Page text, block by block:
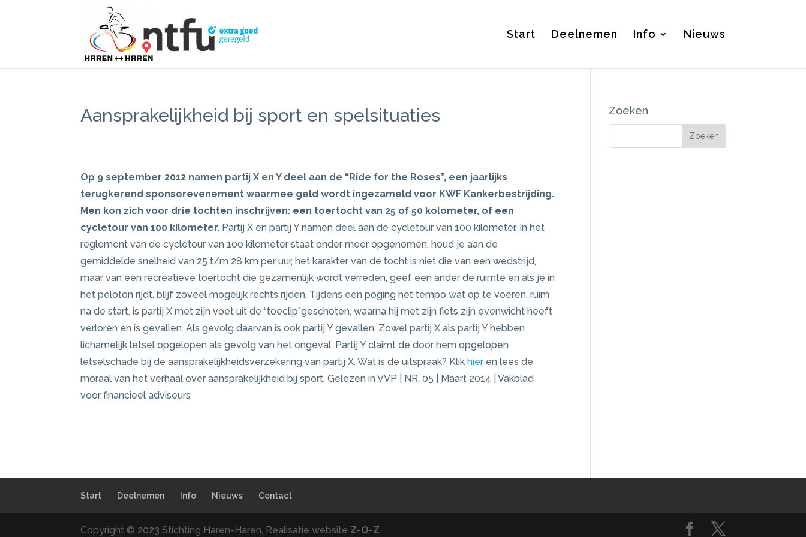
Start Deelnemen Info Nieuws
Aansprakelijkheid bij sport en spelsituaties
Op 9 september 2012 namen partij X en Y deel aan de “Ride for the Roses”, een jaarlijks
terugkerend sponsorevenement waarmee geld wordt ingezameld voor KWF Kankerbestrijding.
Men kon zich voor drie tochten inschrijven: een toertocht van 25 of 50 kolometer, of een
cycletour van 100 kilometer. Partij X en partij Y namen deel aan de cycletour van 100 kilometer. In het
reglement van de cycletour van 100 kilometer staat onder meer opgenomen: houd je aan de
gemiddelde snelheid van 25 t/m 28 km per uur, het karakter van de tocht is niet die van een wedstrijd,
maar van een recreatieve toertocht die gezamenlijk wordt verreden, geef een ander de ruimte en als je in
het peloton rijdt, blijf zoveel mogelijk rechts rijden. Tijdens een poging het tempo wat op te voeren, ruim
na de start, is partij X met zijn voet uit de “toeclip”geschoten, waarna hij met zijn fiets zijn evenwicht heeft
verloren en is gevallen. Als gevolg daarvan is ook partij Y gevallen. Zowel partij X als partij Y hebben
lichamelijk letsel opgelopen als gevolg van het ongeval. Partij Y claimt de door hem opgelopen
letselschade bij de aansprakelijkheidsverzekering van partij X. Wat is de uitspraak? Klikhieren lees de
moraal van het verhaal over aansprakelijkheid bij sport. Gelezen in VVP | NR. 05 | Maart 2014 | Vakblad
voor financieel adviseurs
Zoeken
Start Deelnemen Info Nieuws Contact
Copyright © 2023 Stichting Haren-Haren, Realisatie website Z-O-Z